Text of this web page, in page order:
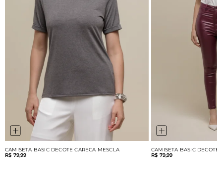
CAMISETA BASIC DECOTE CARECA MESCLA
R$ 79,99
CAMISETA BASIC DECOTE
R$ 79,99